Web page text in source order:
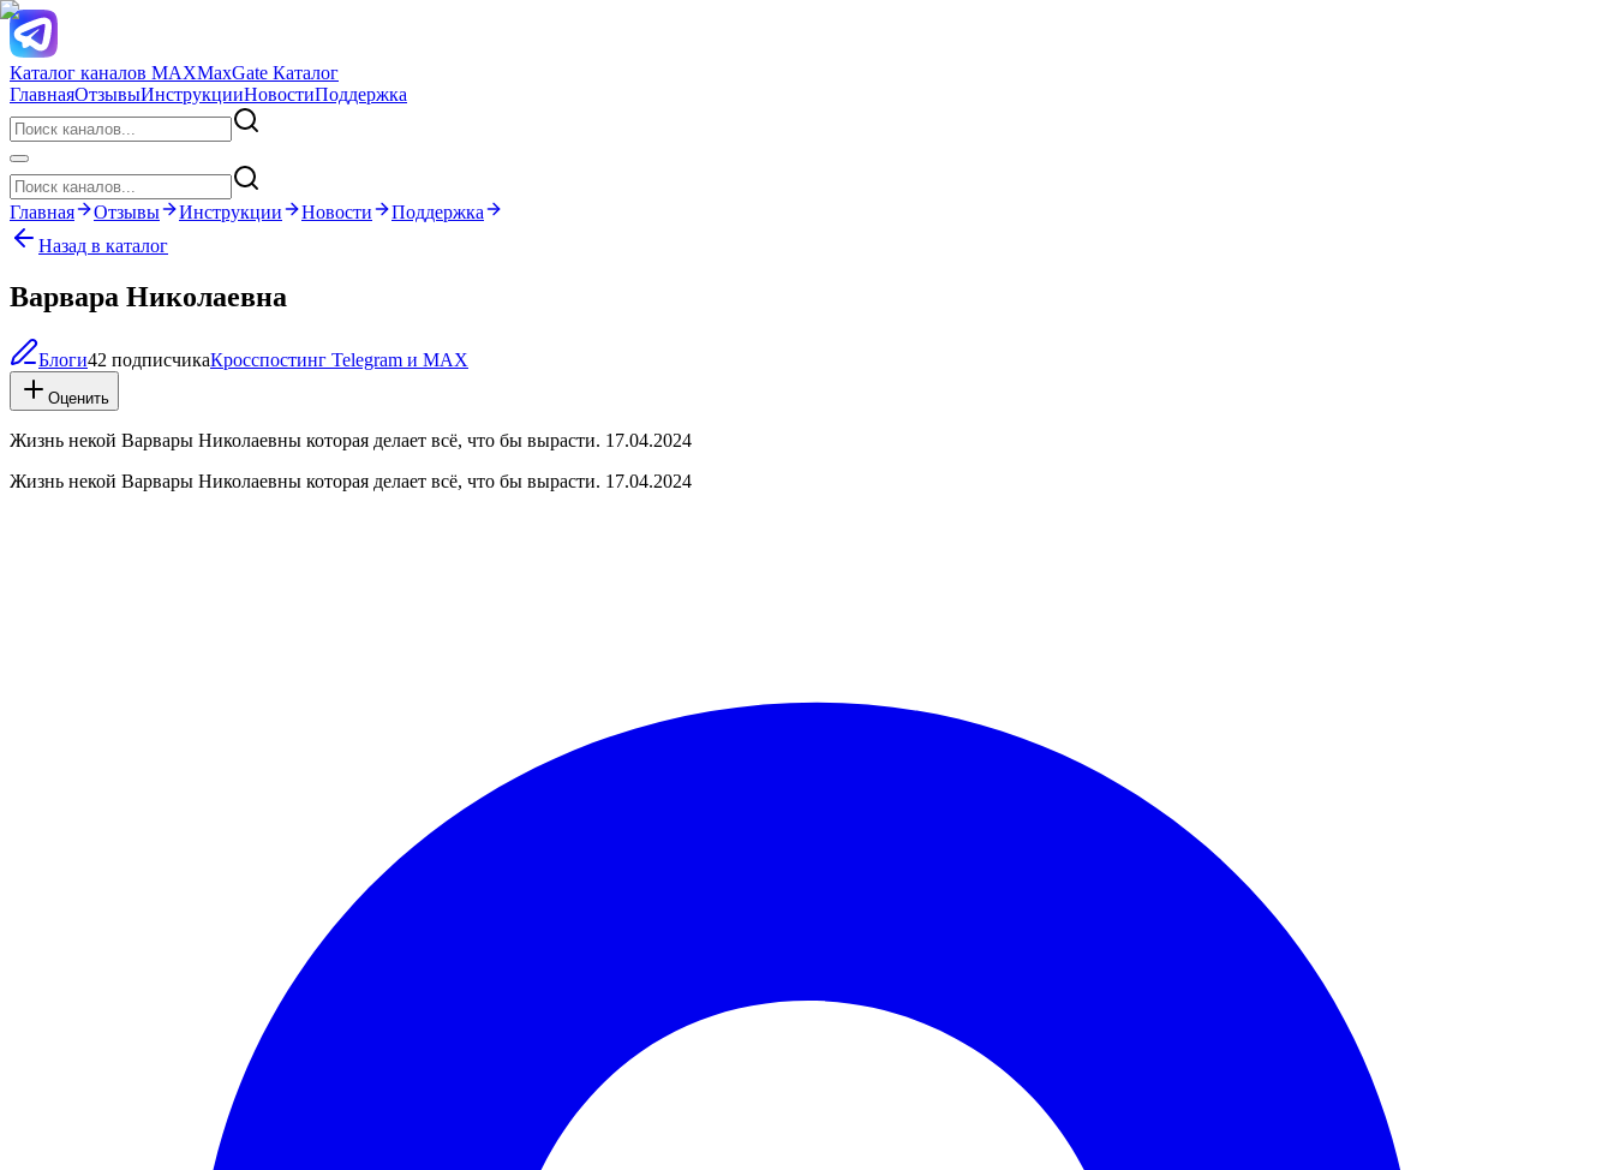
Каталог каналов MAXMaxGate Каталог
ГлавнаяОтзывыИнструкцииНовостиПоддержка
Главная Отзывы Инструкции Новости
Поддержка
Назад в каталог
Варвара Николаевна
Блоги42 подписчикаКросспостинг Telegram и MAX
Оценить
Жизнь некой Варвары Николаевны которая делает всё, что бы вырасти. 17.04.2024
Жизнь некой Варвары Николаевны которая делает всё, что бы вырасти. 17.04.2024